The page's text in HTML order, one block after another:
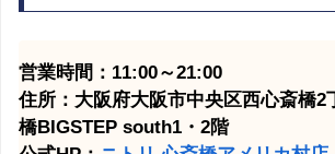
営業時間：11:00～21:00
住所：大阪府大阪市中央区西心斎橋
橋BIGSTEP south1・2階